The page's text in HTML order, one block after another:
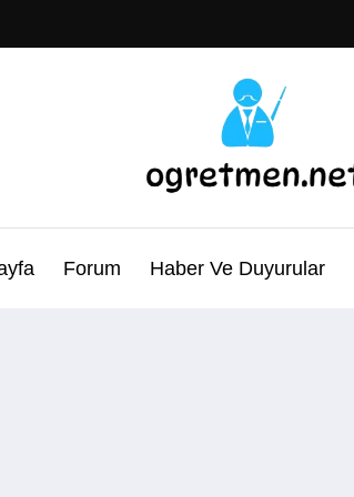
Forum Haber Ve Duyurular